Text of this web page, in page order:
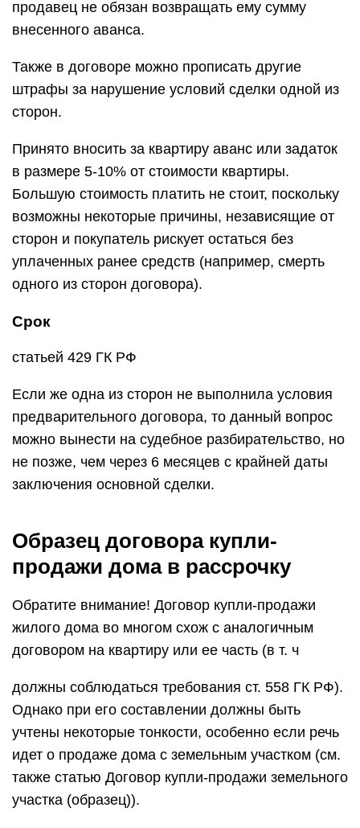
продавец не обязан возвращать ему сумму
внесенного аванса.
Также в договоре можно прописать другие
штрафы за нарушение условий сделки одной из
сторон.
Принято вносить за квартиру аванс или задаток
в размере 5-10% от стоимости квартиры.
Большую стоимость платить не стоит, поскольку
возможны некоторые причины, независящие от
сторон и покупатель рискует остаться без
уплаченных ранее средств (например, смерть
одного из сторон договора).
Срок
статьей 429 ГК РФ
Если же одна из сторон не выполнила условия
предварительного договора, то данный вопрос
можно вынести на судебное разбирательство, но
не позже, чем через 6 месяцев с крайней даты
заключения основной сделки.
Образец договора купли-
продажи дома в рассрочку
Обратите внимание! Договор купли-продажи
жилого дома во многом схож с аналогичным
договором на квартиру или ее часть (в т. ч
должны соблюдаться требования ст. 558 ГК РФ).
Однако при его составлении должны быть
учтены некоторые тонкости, особенно если речь
идет о продаже дома с земельным участком (см.
также статью Договор купли-продажи земельного
участка (образец)).